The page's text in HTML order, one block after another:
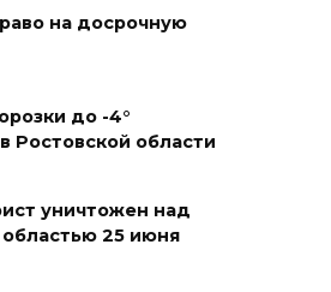
области
пожаров и 30
растительности
на досрочную
до -4°
Ростовской области
уничтожен над
25 июня